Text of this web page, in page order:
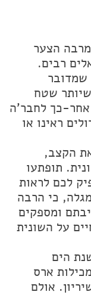
הצער
רבים.
שמדובר
שטח
אחר-כך לחבר'ה
ראינו או
הקצב,
תופתעו
לכם לראות
כי הרבה
ומספקים
על השונית
הים
ארס
אולם